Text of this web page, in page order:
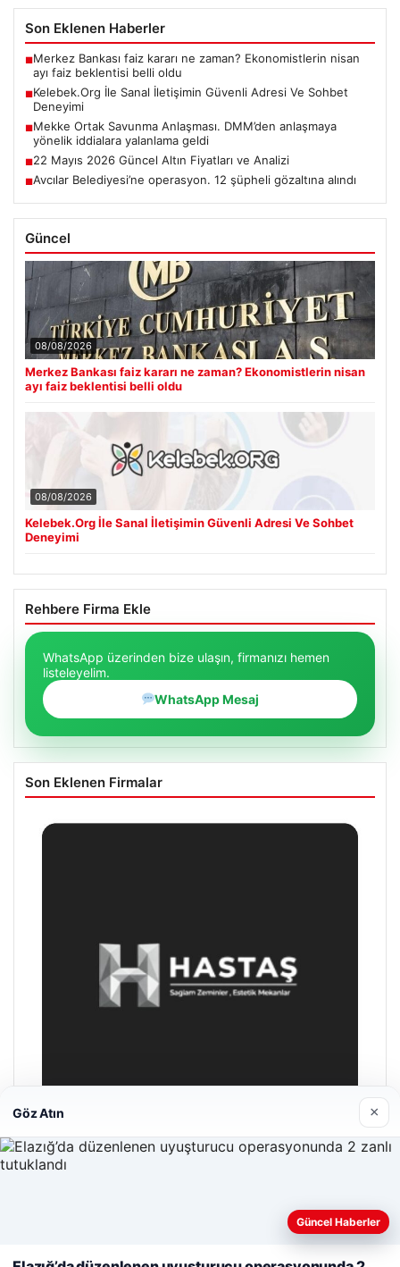
Son Eklenen Haberler
■Merkez Bankası faiz kararı ne zaman? Ekonomistlerin nisan
ayı faiz beklentisi belli oldu
■Kelebek.Org İle Sanal İletişimin Güvenli Adresi Ve Sohbet
Deneyimi
■Mekke Ortak Savunma Anlaşması. DMM’den anlaşmaya
yönelik iddialara yalanlama geldi
■22 Mayıs 2026 Güncel Altın Fiyatları ve Analizi
■Avcılar Belediyesi’ne operasyon. 12 şüpheli gözaltına alındı
Güncel
08/08/2026
Merkez Bankası faiz kararı ne zaman? Ekonomistlerin nisan
ayı faiz beklentisi belli oldu
08/08/2026
Kelebek.Org İle Sanal İletişimin Güvenli Adresi Ve Sohbet
Deneyimi
Rehbere Firma Ekle
WhatsApp üzerinden bize ulaşın, firmanızı hemen
listeleyelim.
WhatsApp Mesaj
Son Eklenen Firmalar
Enes Kaplan Avukatlık Bürosu
Web sitemizi nasıl kullandığınızı daha iyi anlayabilmek,
kullanıyoruz.Çerez Politikamız
Göz Atın ×
Güncel Haberler